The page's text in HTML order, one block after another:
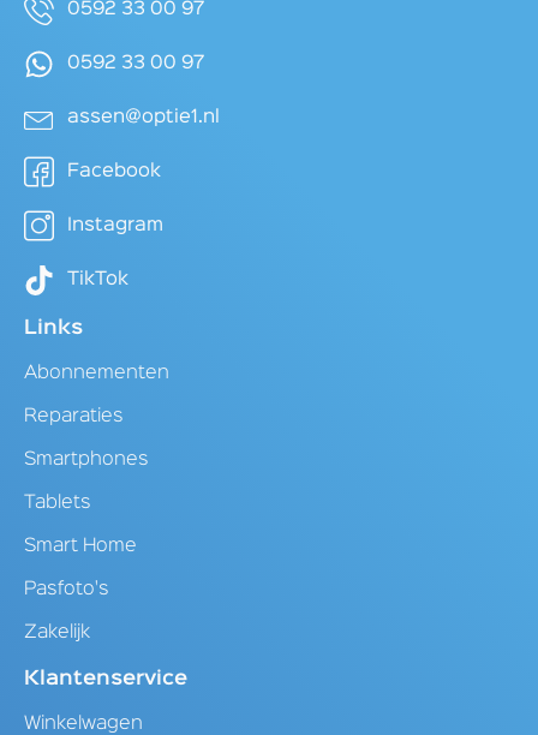
0592 33 00 97
0592 33 00 97
assen@optie1.nl
Facebook
Instagram
TikTok
Links
Abonnementen
Reparaties
Smartphones
Tablets
Smart Home
Pasfoto's
Zakelijk
Klantenservice
Winkelwagen